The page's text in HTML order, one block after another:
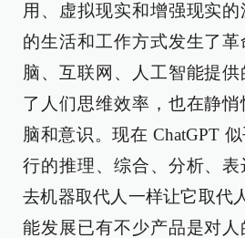
用、虚拟现实和增强现实
的生活和工作方式发生了
脑、互联网、人工智能提
了人们思维效率，也在静
脑和意识。现在 ChatGPT
行的推理、综合、分析、
去机器取代人一样让它取代
能发展已有不少产品是对